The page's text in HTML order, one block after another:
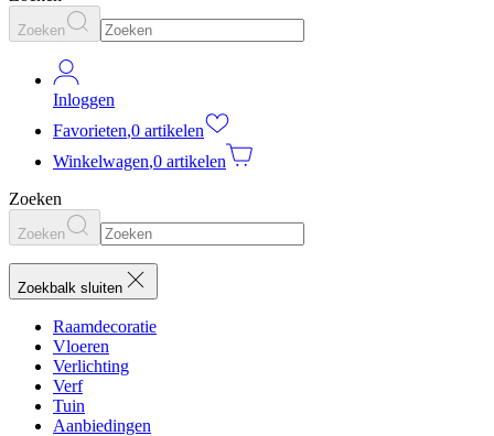
Zoeken
Inloggen
Favorieten,0 artikelen
Winkelwagen,0 artikelen
Zoeken
Zoeken
Zoekbalk sluiten
Raamdecoratie
Vloeren
Verlichting
Verf
Tuin
Aanbiedingen